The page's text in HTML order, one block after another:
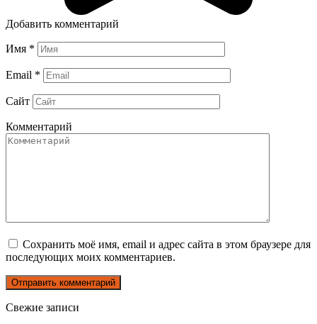
Добавить комментарий
Имя *
Email *
Сайт
Комментарий
Сохранить моё имя, email и адрес сайта в этом браузере для
последующих моих комментариев.
Свежие записи